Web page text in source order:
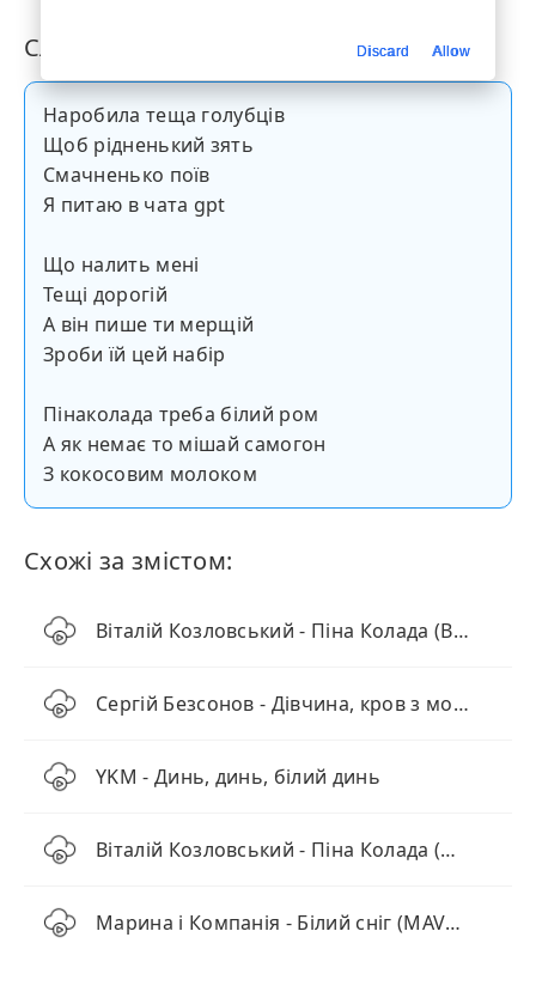
Слова пісні
Наробила теща голубців
Щоб рідненький зять
Смачненько поїв
Я питаю в чата gpt
Що налить мені
Тещі дорогій
А він пише ти мерщій
Зроби їй цей набір
Пінаколада треба білий ром
А як немає то мішай самогон
З кокосовим молоком
Схожі за змістом:
Віталій Козловський - Піна Колада (BID0NCI0N REMIX)
Сергій Безсонов - Дівчина, кров з молоком
YKM - Динь, динь, білий динь
Віталій Козловський - Піна Колада (Повна версія)
Марина і Компанія - Білий сніг (MAVER Remix)
Discard Allow